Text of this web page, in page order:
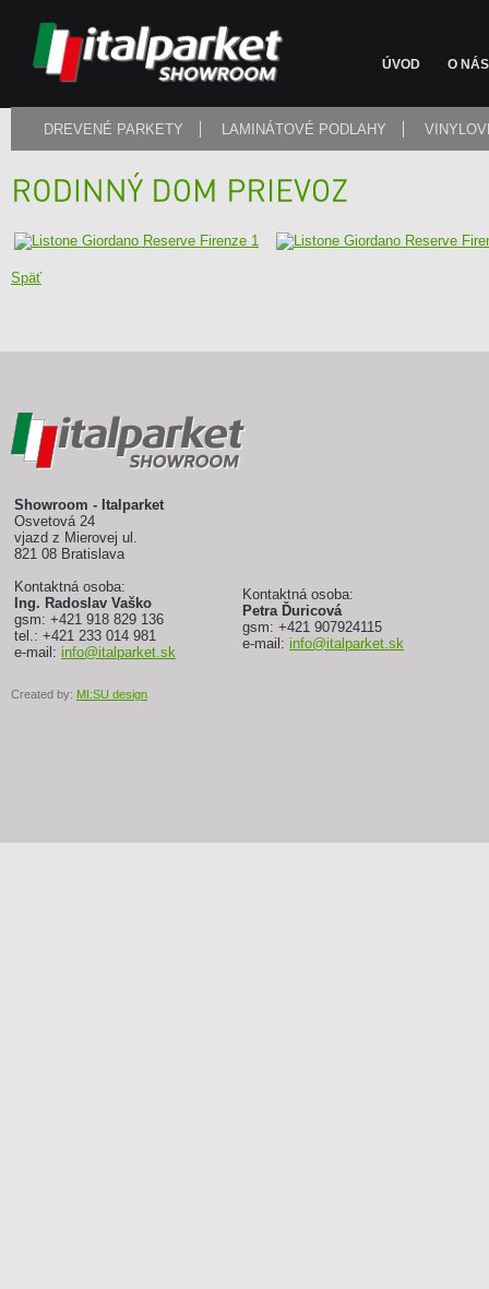
ÚVOD O NÁS
DREVENÉ PARKETY LAMINÁTOVÉ PODLAHY
Späť
Showroom - Italparket
Osvetová 24
vjazd z Mierovej ul.
821 08 Bratislava
Kontaktná osoba:
Ing. Radoslav Vaško
gsm: +421 918 829 136
tel.: +421 233 014 981
e-mail: info@italparket.sk
Kontaktná osoba:
Petra Ďuricová
gsm: +421 907924115
e-mail: info@italparket.sk
Created by: MI:SU design